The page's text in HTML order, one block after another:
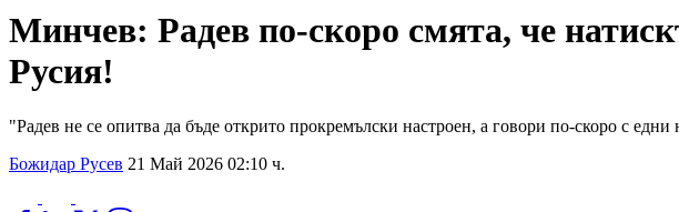
Минчев: Радев по-скоро смята, че
Русия!
"Радев не се опитва да бъде открито прокремълски настроен, а говори по-скоро с
Божидар Русев 21 Май 2026 02:10 ч.